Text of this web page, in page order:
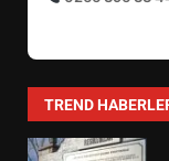
TREND
7